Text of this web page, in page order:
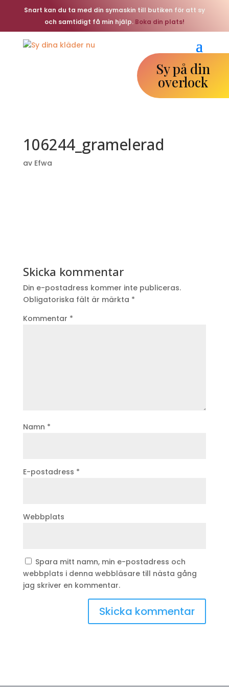
Snart kan du ta med din symaskin till butiken för att sy
och samtidigt få min hjälp. Boka din plats!
Sy på din
overlock
106244_gramelerad
av Efwa
Skicka kommentar
Din e-postadress kommer inte publiceras.
Obligatoriska fält är märkta *
Kommentar *
Namn *
E-postadress *
Webbplats
Spara mitt namn, min e-postadress och
webbplats i denna webbläsare till nästa gång
jag skriver en kommentar.